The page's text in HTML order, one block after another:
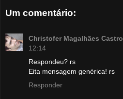
Um comentário:
Christofer Magalhães Castro
12:14
Respondeu? rs
Eita mensagem genérica! rs
Responder